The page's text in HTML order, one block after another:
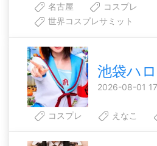
名古屋
コスプレ
世界コスプレサミット
池袋ハ
2026-08-01
コスプレ えなこ